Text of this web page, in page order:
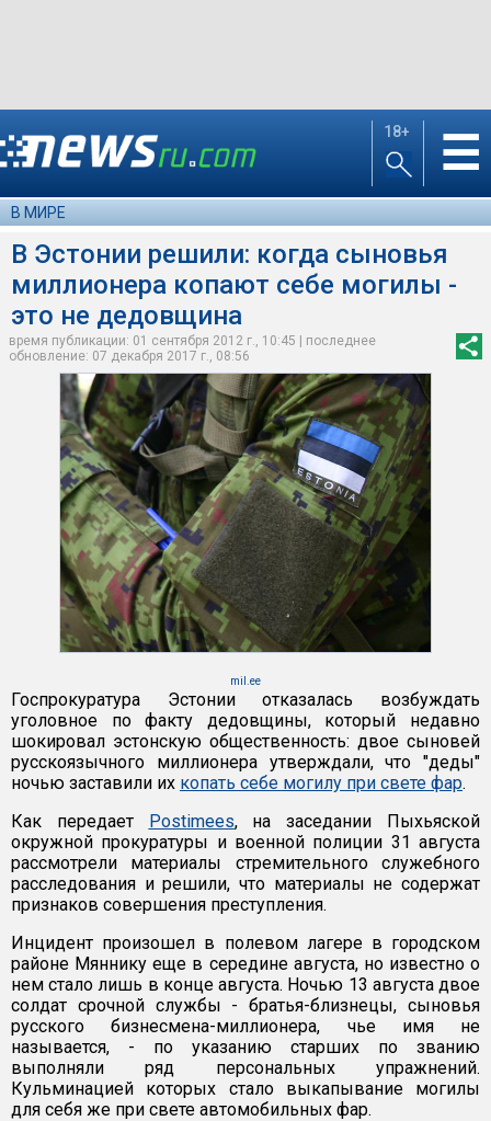
18+ ☰
В МИРЕ
В Эстонии решили: когда сыновья
миллионера копают себе могилы -
это не дедовщина
время публикации: 01 сентября 2012 г., 10:45 | последнее
обновление: 07 декабря 2017 г., 08:56
mil.ee
Госпрокуратура Эстонии отказалась возбуждать
уголовное по факту дедовщины, который недавно
шокировал эстонскую общественность: двое сыновей
русскоязычного миллионера утверждали, что "деды"
ночью заставили их копать себе могилу при свете фар.
Как передает Postimees, на заседании Пыхьяской
окружной прокуратуры и военной полиции 31 августа
рассмотрели материалы стремительного служебного
расследования и решили, что материалы не содержат
признаков совершения преступления.
Инцидент произошел в полевом лагере в городском
районе Мяннику еще в середине августа, но известно о
нем стало лишь в конце августа. Ночью 13 августа двое
солдат срочной службы - братья-близнецы, сыновья
русского бизнесмена-миллионера, чье имя не
называется, - по указанию старших по званию
выполняли ряд персональных упражнений.
Кульминацией которых стало выкапывание могилы
для себя же при свете автомобильных фар.